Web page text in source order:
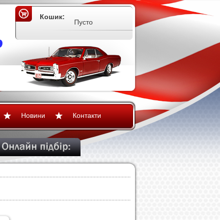
Кошик:
Пусто
Новини Контакти